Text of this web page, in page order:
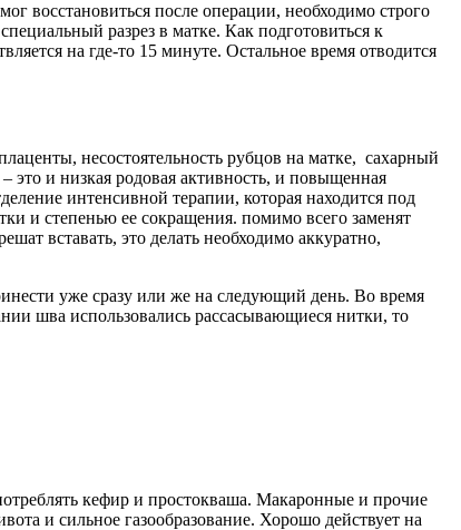
восстановиться после операции, необходимо строго
разрез в матке. Как подготовиться к
на где-то 15 минуте. Остальное время отводится
несостоятельность рубцов на матке, сахарный
это и низкая родовая активность, и повыщенная
интенсивной терапии, которая находится под
и степенью ее сокращения. помимо всего заменят
вставать, это делать необходимо аккуратно,
уже сразу или же на следующий день. Во время
шва использовались рассасывающиеся нитки, то
кефир и простокваша. Макаронные и прочие
и сильное газообразование. Хорошо действует на